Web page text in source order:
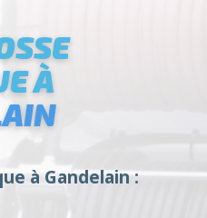
À
à Gandelain :